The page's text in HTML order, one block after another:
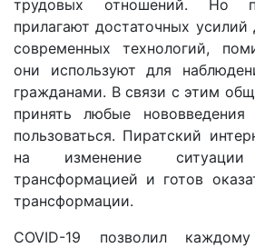
трудовых отношений. Но
прилагают достаточных усилий
современных технологий,
они используют для
гражданами. В связи с этим
принять любые
пользоваться. Пиратский
на изменение
трансформацией и готов
трансформации.
COVID-19 позволил каждому